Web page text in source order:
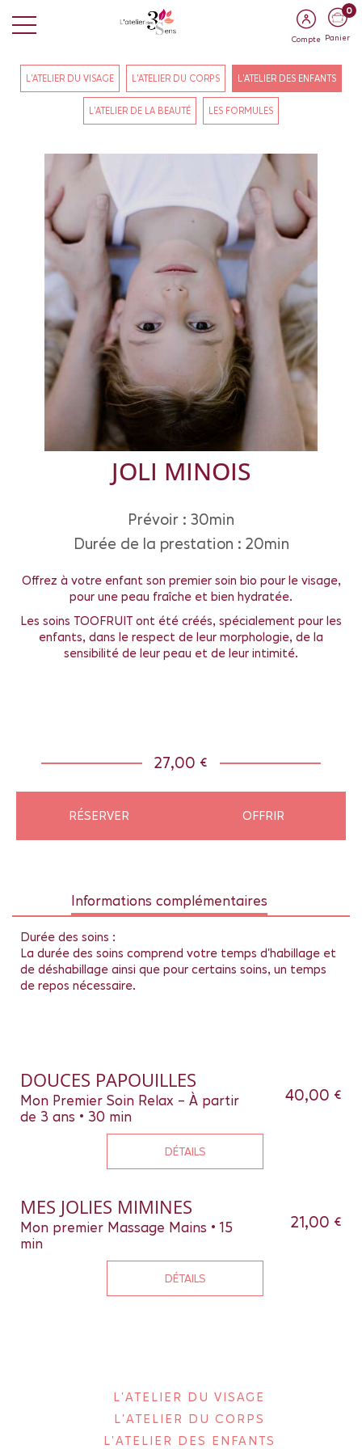
Compte
0
Panier
L'ATELIER DU VISAGE L'ATELIER DU CORPS L'ATELIER DES ENFANTS
L'ATELIER DE LA BEAUTÉ LES FORMULES
JOLI MINOIS
Prévoir : 30min
Durée de la prestation : 20min
Offrez à votre enfant son premier soin bio pour le visage,
pour une peau fraîche et bien hydratée.
Les soins TOOFRUIT ont été créés, spécialement pour les
enfants, dans le respect de leur morphologie, de la
sensibilité de leur peau et de leur intimité.
RÉSERVER OFFRIR
27,00 €
Informations complémentaires
Durée des soins :
La durée des soins comprend votre temps d'habillage et
de déshabillage ainsi que pour certains soins, un temps
de repos nécessaire.
DOUCES PAPOUILLES
Mon Premier Soin Relax - À partir
de 3 ans • 30 min
40,00 €
DÉTAILS
MES JOLIES MIMINES
Mon premier Massage Mains • 15
min
21,00 €
DÉTAILS
L'ATELIER DU VISAGE
L'ATELIER DU CORPS
L'ATELIER DES ENFANTS